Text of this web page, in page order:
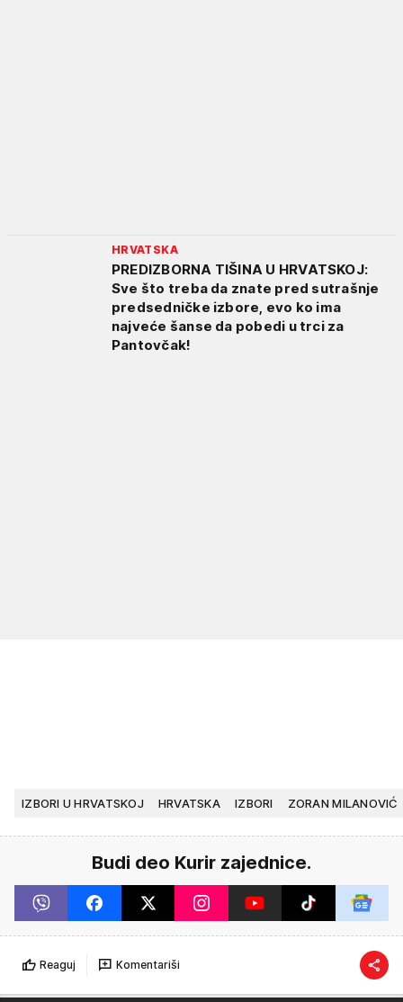
HRVATSKA
PREDIZBORNA TIŠINA U HRVATSKOJ:
Sve što treba da znate pred sutrašnje
predsedničke izbore, evo ko ima
najveće šanse da pobedi u trci za
Pantovčak!
IZBORI U HRVATSKOJ HRVATSKA IZBORI ZORAN MILANOVIĆ
Budi deo Kurir zajednice.
Reaguj Komentariši